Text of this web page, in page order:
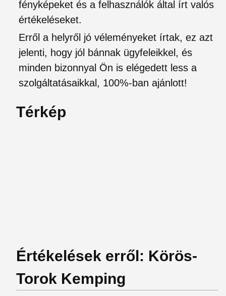
fényképeket és a felhasználók által írt valós
értékeléseket.
Erről a helyről jó véleményeket írtak, ez azt
jelenti, hogy jól bánnak ügyfeleikkel, és
minden bizonnyal Ön is elégedett less a
szolgáltatásaikkal, 100%-ban ajánlott!
Térkép
Értékelések erről: Körös-
Torok Kemping